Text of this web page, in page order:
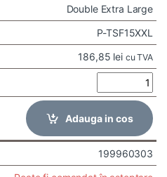
Double Extra Large
P-TSF15XXL
186,85 lei cu TVA
Adauga in cos
199960303